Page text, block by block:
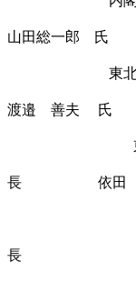
山田総一郎 氏
東北経済産
渡邉 善夫 氏
東北地方
長 依田
宮城労
長 三浦